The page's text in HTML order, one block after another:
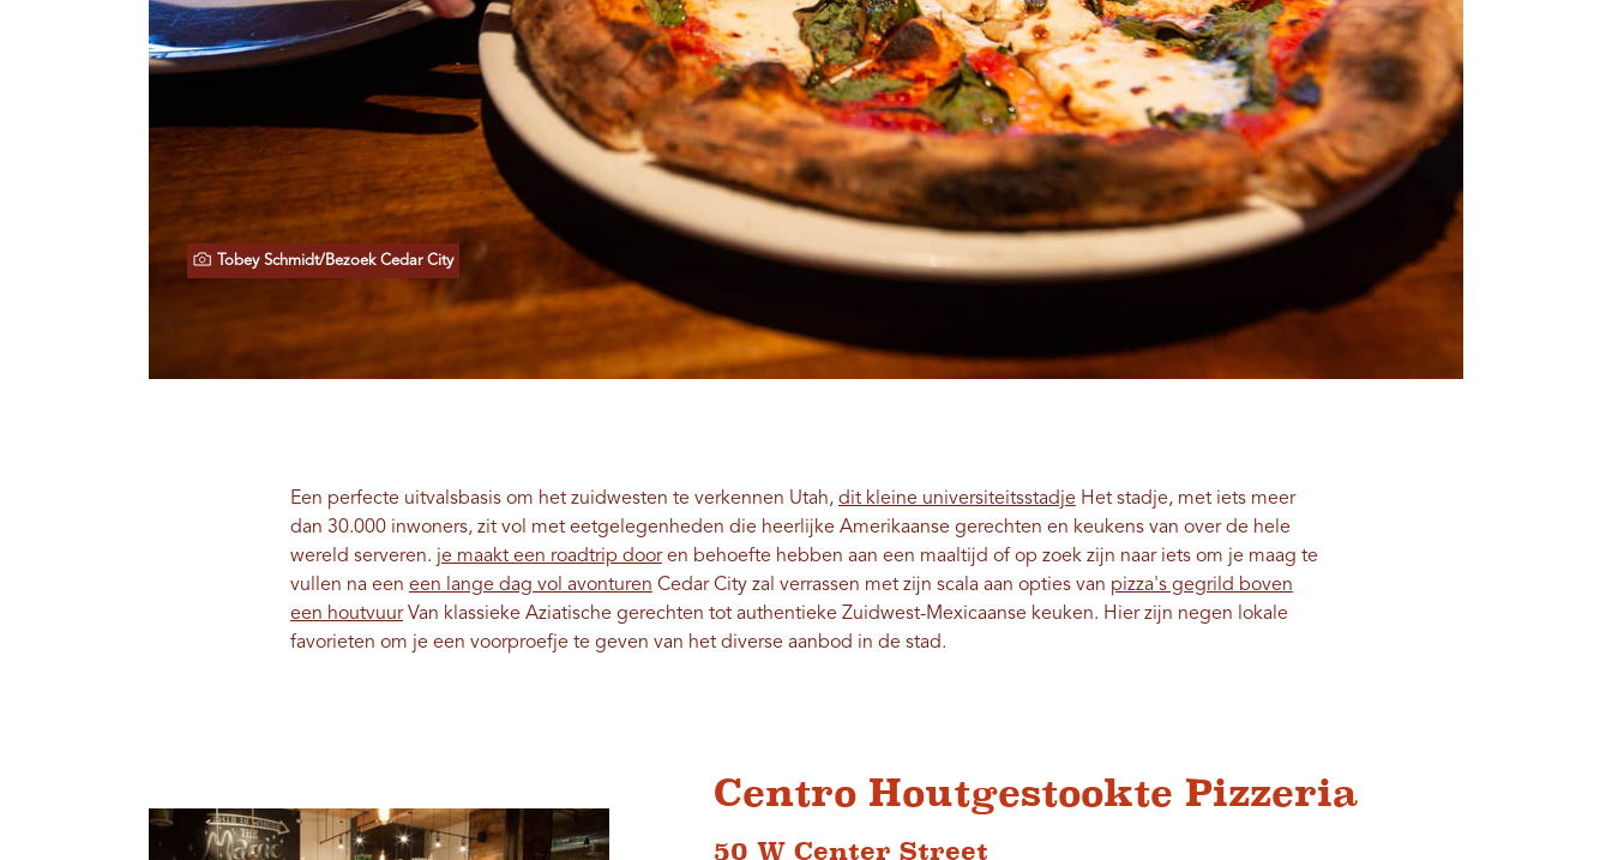
Tobey Schmidt/Bezoek Cedar City
Een perfecte uitvalsbasis om het zuidwesten te verkennen Utah, dit kleine universiteitsstadje Het stadje, met iets meer
dan 30.000 inwoners, zit vol met eetgelegenheden die heerlijke Amerikaanse gerechten en keukens van over de hele
wereld serveren. je maakt een roadtrip dooren behoefte hebben aan een maaltijd of op zoek zijn naar iets om je maag te
vullen na een een lange dag vol avonturen Cedar City zal verrassen met zijn scala aan opties van pizza's gegrild boven
een houtvuurVan klassieke Aziatische gerechten tot authentieke Zuidwest-Mexicaanse keuken. Hier zijn negen lokale
favorieten om je een voorproefje te geven van het diverse aanbod in de stad.
Centro Houtgestookte Pizzeria
50 W Center Street